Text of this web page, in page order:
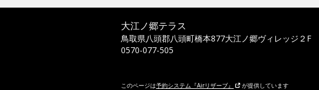
17:00
大江ノ郷テラス
鳥取県八頭郡八頭町橋本877大江ノ郷ヴィレッジ２F
0570-077-505
このページは予約システム『Airリザーブ』 が提供しています